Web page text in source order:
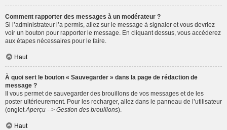
Comment rapporter des messages à un modérateur ?
Si l’administrateur l’a permis, allez sur le message à signaler et vous devriez
voir un bouton pour rapporter le message. En cliquant dessus, vous accéderez
aux étapes nécessaires pour le faire.
Haut
À quoi sert le bouton « Sauvegarder » dans la page de rédaction de
message ?
Il vous permet de sauvegarder des brouillons de vos messages et de les
poster ultérieurement. Pour les recharger, allez dans le panneau de l’utilisateur
(onglet Aperçu --> Gestion des brouillons).
Haut